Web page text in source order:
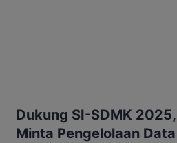
Dukung SI-SDMK
Minta Pengelolaan